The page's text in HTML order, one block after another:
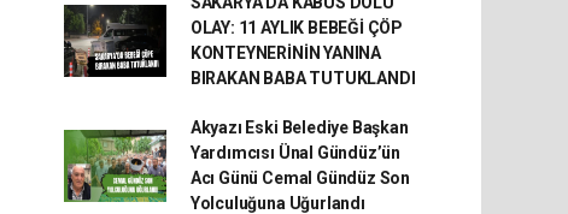
OLAY: 11 AYLIK BEBEĞİ ÇÖP
KONTEYNERİNİN YANINA
BIRAKAN BABA TUTUKLANDI
Akyazı Eski Belediye Başkan
Yardımcısı Ünal Gündüz’ün
Acı Günü Cemal Gündüz Son
Yolculuğuna Uğurlandı